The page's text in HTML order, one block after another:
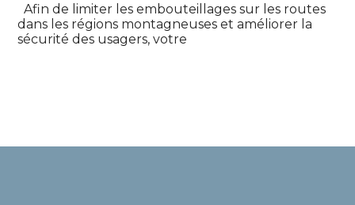
Afin de limiter les embouteillages sur les routes
dans les régions montagneuses et améliorer la
sécurité des usagers, votre